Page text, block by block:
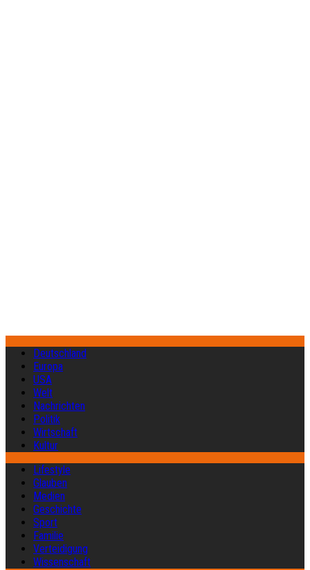
Deutschland
Europa
USA
Welt
Nachrichten
Politik
Wirtschaft
Kultur
Lifestyle
Glauben
Medien
Geschichte
Sport
Familie
Verteidigung
Wissenschaft